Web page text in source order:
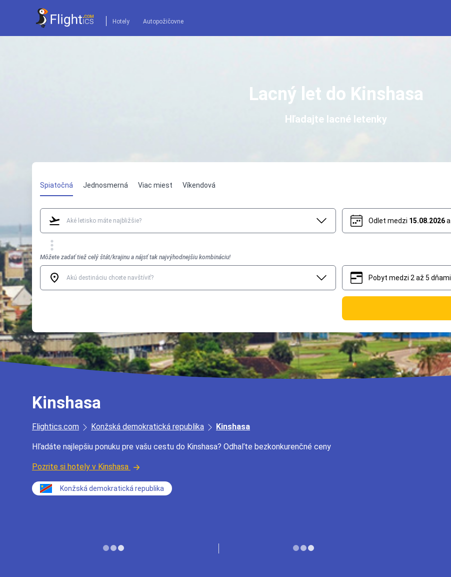
Hotely Autopožičovne
Lacný let do Kinshasa
Hľadajte lacné letenky
Spiatočná Jednosmerná Viac miest Víkendová
Odlet medzi 15.08.2026a
Môžete zadať tiež celý štát/krajinu a nájsť tak najvýhodnejšiu kombináciu!
Pobyt medzi 2 až 5 dňami
Kinshasa
Flightics.com Konžská demokratická republika Kinshasa
Hľadáte najlepšiu ponuku pre vašu cestu do Kinshasa? Odhaľte bezkonkurenčné ceny
Pozrite si hotely v Kinshasa
Konžská demokratická republika